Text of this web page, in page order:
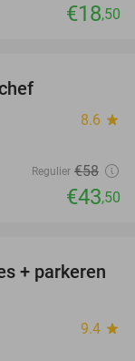
€18,50
8.6 star
Regulier €58
€43,50
50%
+ parkeren
9.4 star